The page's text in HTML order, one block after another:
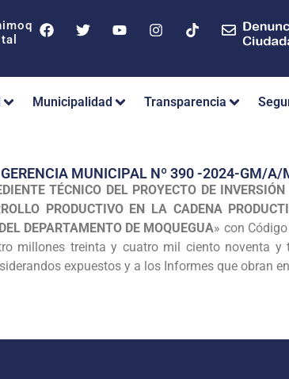
Municipalidad Transparencia
GERENCIA MUNICIPAL Nº 390 -2024-GM/
TÉCNICO DEL PROYECTO DE
PRODUCTIVO EN LA CADENA
DEPARTAMENTO DE MOQUEGUA» con
millones treinta y cuatro mil ciento noventa
expuestos y a los Informes que obran